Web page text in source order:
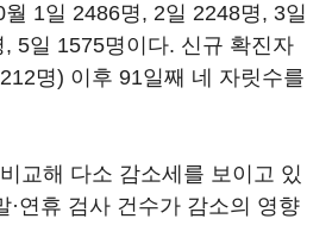
1일 2486명, 2일 2248명, 3일
5일 1575명이다. 신규 확진자
명) 이후 91일째 네 자릿수를
교해 다소 감소세를 보이고 있
·연휴 검사 건수가 감소의 영향